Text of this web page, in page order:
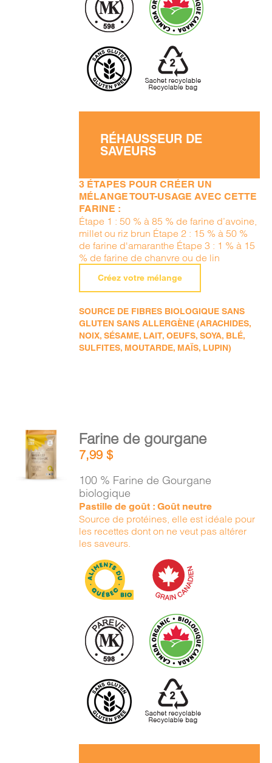
RÉHAUSSEUR DE
SAVEURS
3 ÉTAPES POUR CRÉER UN
MÉLANGE TOUT-USAGE AVEC CETTE
FARINE :
Étape 1 : 50 % à 85 % de farine d’avoine,
millet ou riz brun Étape 2 : 15 % à 50 %
de farine d'amaranthe Étape 3 : 1 % à 15
% de farine de chanvre ou de lin
Créez votre mélange
SOURCE DE FIBRES BIOLOGIQUE SANS
GLUTEN SANS ALLERGÈNE (ARACHIDES,
NOIX, SÉSAME, LAIT, OEUFS, SOYA, BLÉ,
SULFITES, MOUTARDE, MAÏS, LUPIN)
AJOUTER
AU
PANIER
Farine de gourgane
7,99$
100 % Farine de Gourgane
biologique
Pastille de goût : Goût neutre
Source de protéines, elle est idéale pour
les recettes dont on ne veut pas altérer
les saveurs.